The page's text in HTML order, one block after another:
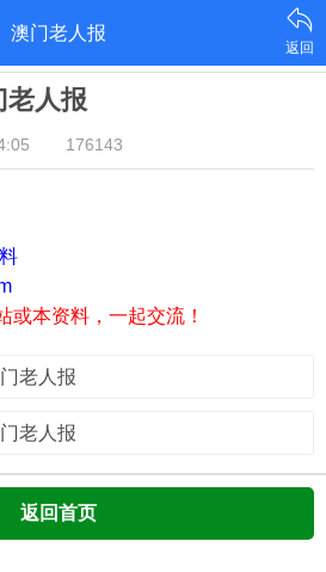
澳门老人报
返回
老人报
176143
或本资料，一起交流！
老人报
老人报
返回首页